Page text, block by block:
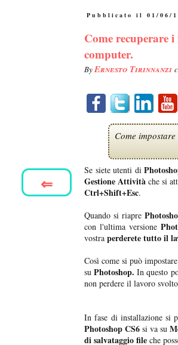
Pubblicato il 01/06/
Come recuperare
computer.
ByErnesto Tirinnanzi
Come
Se siete utenti di
Gestione Attività che si
Ctrl+Shift+Esc.
Quando si riapre
con l'ultima versione
vostra perderete tutto il
Così come si può
suPhotoshop. In questo
non perdere il lavoro
In fase di installazione si
Photoshop CS6si va su
di salvataggio file che
⇐